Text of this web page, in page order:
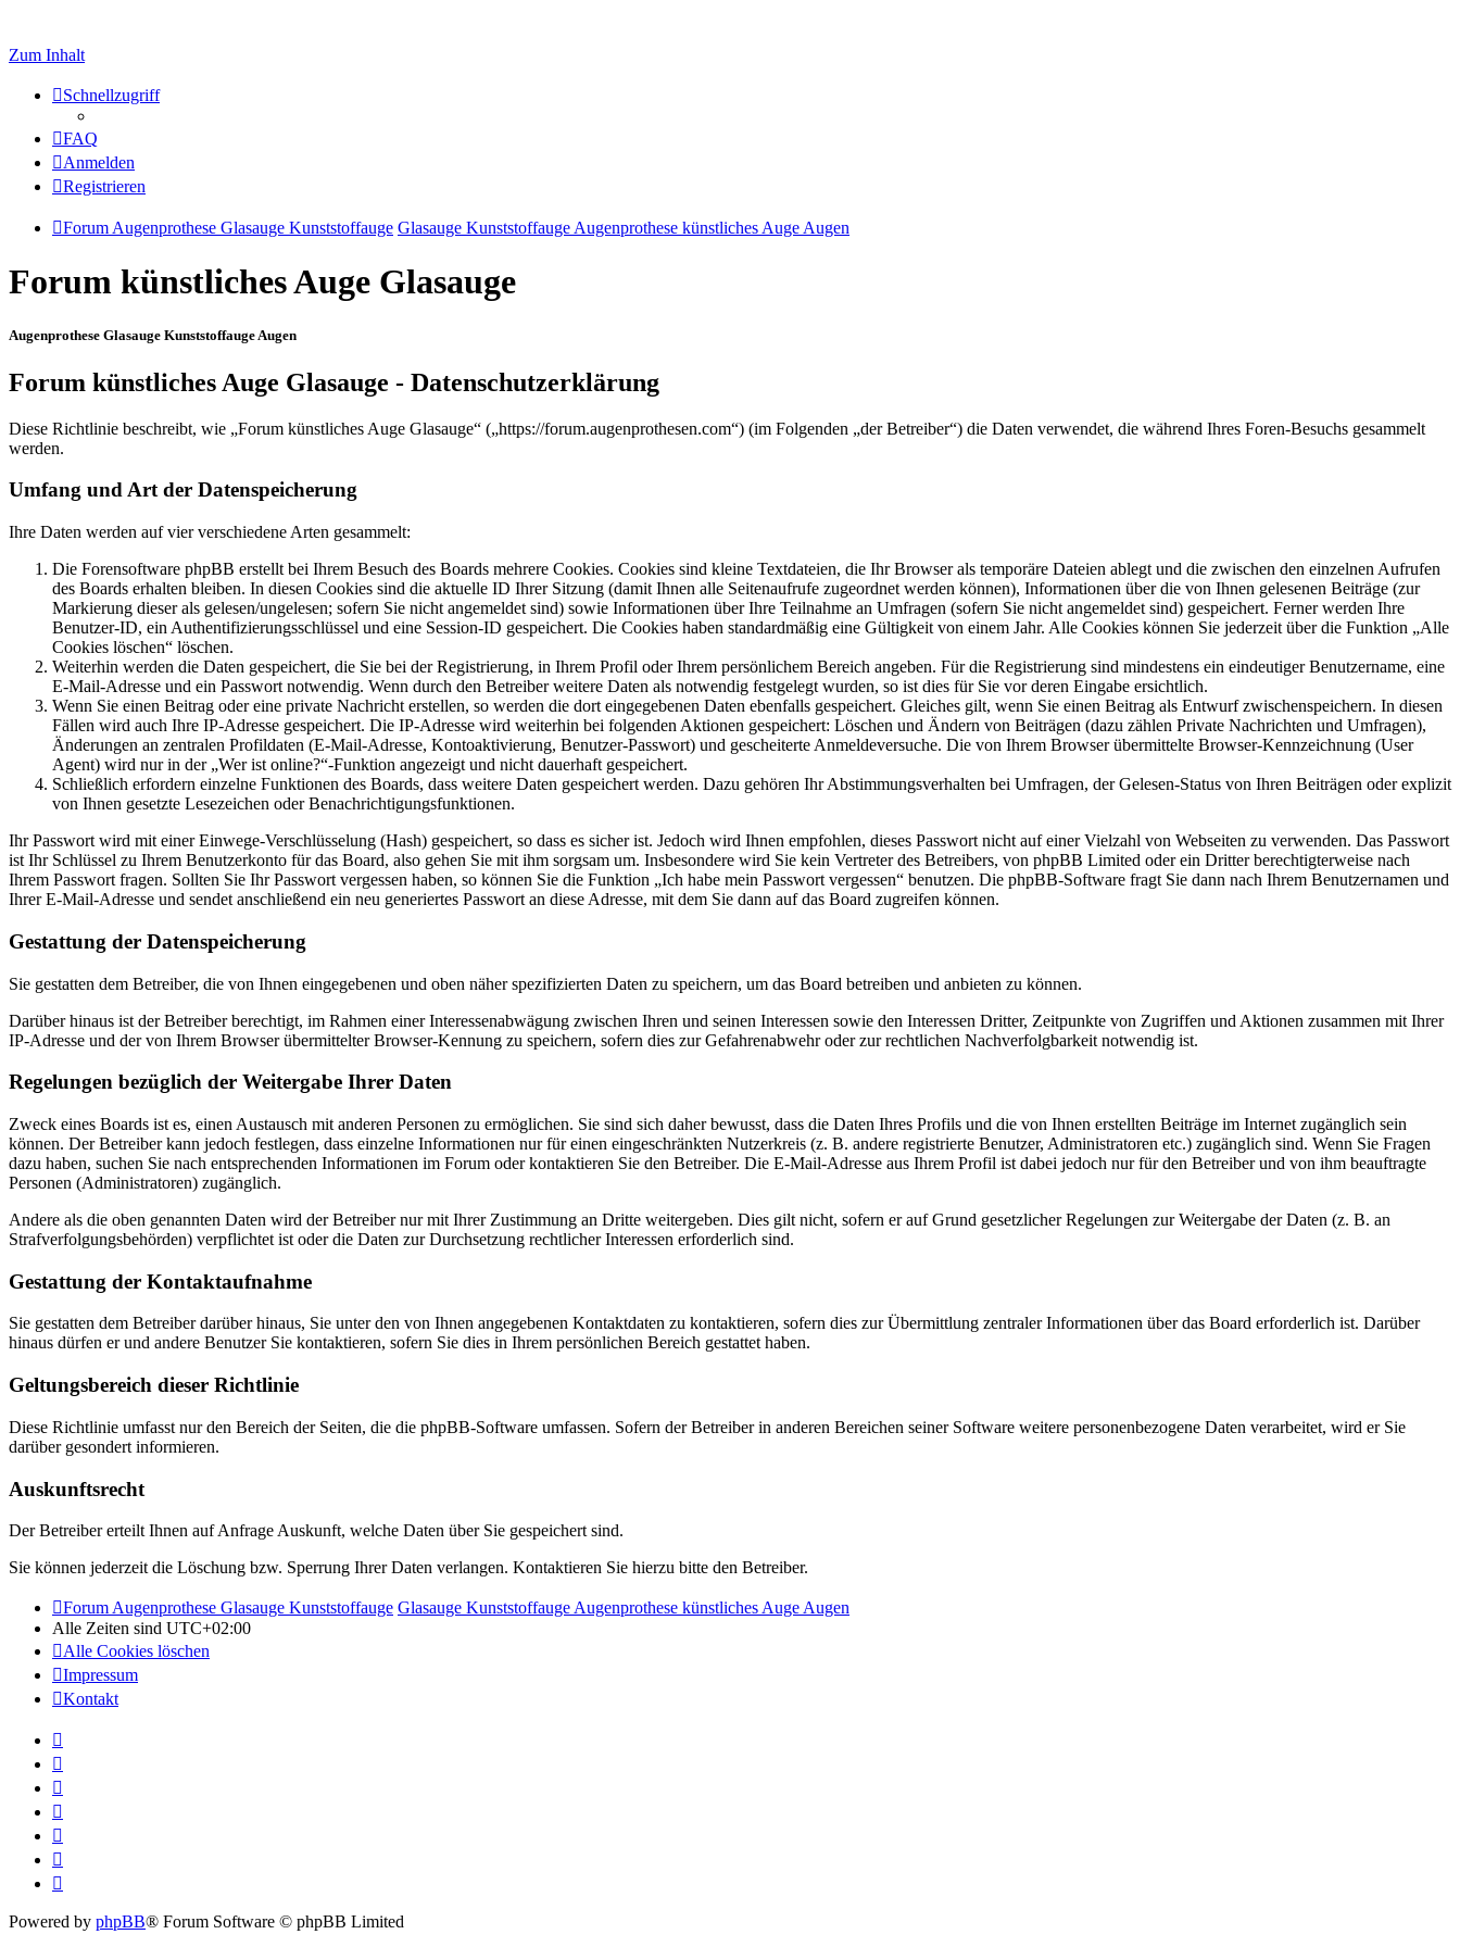
Zum Inhalt
Schnellzugriff
FAQ
Anmelden
Registrieren
Forum Augenprothese Glasauge Kunststoffauge Glasauge Kunststoffauge Augenprothese künstliches Auge Augen
Forum künstliches Auge Glasauge
Augenprothese Glasauge Kunststoffauge Augen
Forum künstliches Auge Glasauge - Datenschutzerklärung
Diese Richtlinie beschreibt, wie „Forum künstliches Auge Glasauge“ („https://forum.augenprothesen.com“) (im Folgenden „der Betreiber“) die Daten verwendet, die während Ihres Foren-Besuchs gesammelt
werden.
Umfang und Art der Datenspeicherung
Ihre Daten werden auf vier verschiedene Arten gesammelt:
Die Forensoftware phpBB erstellt bei Ihrem Besuch des Boards mehrere Cookies. Cookies sind kleine Textdateien, die Ihr Browser als temporäre Dateien ablegt und die zwischen den einzelnen Aufrufen
des Boards erhalten bleiben. In diesen Cookies sind die aktuelle ID Ihrer Sitzung (damit Ihnen alle Seitenaufrufe zugeordnet werden können), Informationen über die von Ihnen gelesenen Beiträge (zur
Markierung dieser als gelesen/ungelesen; sofern Sie nicht angemeldet sind) sowie Informationen über Ihre Teilnahme an Umfragen (sofern Sie nicht angemeldet sind) gespeichert. Ferner werden Ihre
Benutzer-ID, ein Authentifizierungsschlüssel und eine Session-ID gespeichert. Die Cookies haben standardmäßig eine Gültigkeit von einem Jahr. Alle Cookies können Sie jederzeit über die Funktion „Alle
Cookies löschen“ löschen.
Weiterhin werden die Daten gespeichert, die Sie bei der Registrierung, in Ihrem Profil oder Ihrem persönlichem Bereich angeben. Für die Registrierung sind mindestens ein eindeutiger Benutzername, eine
E-Mail-Adresse und ein Passwort notwendig. Wenn durch den Betreiber weitere Daten als notwendig festgelegt wurden, so ist dies für Sie vor deren Eingabe ersichtlich.
Wenn Sie einen Beitrag oder eine private Nachricht erstellen, so werden die dort eingegebenen Daten ebenfalls gespeichert. Gleiches gilt, wenn Sie einen Beitrag als Entwurf zwischenspeichern. In diesen
Fällen wird auch Ihre IP-Adresse gespeichert. Die IP-Adresse wird weiterhin bei folgenden Aktionen gespeichert: Löschen und Ändern von Beiträgen (dazu zählen Private Nachrichten und Umfragen),
Änderungen an zentralen Profildaten (E-Mail-Adresse, Kontoaktivierung, Benutzer-Passwort) und gescheiterte Anmeldeversuche. Die von Ihrem Browser übermittelte Browser-Kennzeichnung (User
Agent) wird nur in der „Wer ist online?“-Funktion angezeigt und nicht dauerhaft gespeichert.
Schließlich erfordern einzelne Funktionen des Boards, dass weitere Daten gespeichert werden. Dazu gehören Ihr Abstimmungsverhalten bei Umfragen, der Gelesen-Status von Ihren Beiträgen oder explizit
von Ihnen gesetzte Lesezeichen oder Benachrichtigungsfunktionen.
Ihr Passwort wird mit einer Einwege-Verschlüsselung (Hash) gespeichert, so dass es sicher ist. Jedoch wird Ihnen empfohlen, dieses Passwort nicht auf einer Vielzahl von Webseiten zu verwenden. Das Passwort
ist Ihr Schlüssel zu Ihrem Benutzerkonto für das Board, also gehen Sie mit ihm sorgsam um. Insbesondere wird Sie kein Vertreter des Betreibers, von phpBB Limited oder ein Dritter berechtigterweise nach
Ihrem Passwort fragen. Sollten Sie Ihr Passwort vergessen haben, so können Sie die Funktion „Ich habe mein Passwort vergessen“ benutzen. Die phpBB-Software fragt Sie dann nach Ihrem Benutzernamen und
Ihrer E-Mail-Adresse und sendet anschließend ein neu generiertes Passwort an diese Adresse, mit dem Sie dann auf das Board zugreifen können.
Gestattung der Datenspeicherung
Sie gestatten dem Betreiber, die von Ihnen eingegebenen und oben näher spezifizierten Daten zu speichern, um das Board betreiben und anbieten zu können.
Darüber hinaus ist der Betreiber berechtigt, im Rahmen einer Interessenabwägung zwischen Ihren und seinen Interessen sowie den Interessen Dritter, Zeitpunkte von Zugriffen und Aktionen zusammen mit Ihrer
IP-Adresse und der von Ihrem Browser übermittelter Browser-Kennung zu speichern, sofern dies zur Gefahrenabwehr oder zur rechtlichen Nachverfolgbarkeit notwendig ist.
Regelungen bezüglich der Weitergabe Ihrer Daten
Zweck eines Boards ist es, einen Austausch mit anderen Personen zu ermöglichen. Sie sind sich daher bewusst, dass die Daten Ihres Profils und die von Ihnen erstellten Beiträge im Internet zugänglich sein
können. Der Betreiber kann jedoch festlegen, dass einzelne Informationen nur für einen eingeschränkten Nutzerkreis (z. B. andere registrierte Benutzer, Administratoren etc.) zugänglich sind. Wenn Sie Fragen
dazu haben, suchen Sie nach entsprechenden Informationen im Forum oder kontaktieren Sie den Betreiber. Die E-Mail-Adresse aus Ihrem Profil ist dabei jedoch nur für den Betreiber und von ihm beauftragte
Personen (Administratoren) zugänglich.
Andere als die oben genannten Daten wird der Betreiber nur mit Ihrer Zustimmung an Dritte weitergeben. Dies gilt nicht, sofern er auf Grund gesetzlicher Regelungen zur Weitergabe der Daten (z. B. an
Strafverfolgungsbehörden) verpflichtet ist oder die Daten zur Durchsetzung rechtlicher Interessen erforderlich sind.
Gestattung der Kontaktaufnahme
Sie gestatten dem Betreiber darüber hinaus, Sie unter den von Ihnen angegebenen Kontaktdaten zu kontaktieren, sofern dies zur Übermittlung zentraler Informationen über das Board erforderlich ist. Darüber
hinaus dürfen er und andere Benutzer Sie kontaktieren, sofern Sie dies in Ihrem persönlichen Bereich gestattet haben.
Geltungsbereich dieser Richtlinie
Diese Richtlinie umfasst nur den Bereich der Seiten, die die phpBB-Software umfassen. Sofern der Betreiber in anderen Bereichen seiner Software weitere personenbezogene Daten verarbeitet, wird er Sie
darüber gesondert informieren.
Auskunftsrecht
Der Betreiber erteilt Ihnen auf Anfrage Auskunft, welche Daten über Sie gespeichert sind.
Sie können jederzeit die Löschung bzw. Sperrung Ihrer Daten verlangen. Kontaktieren Sie hierzu bitte den Betreiber.
Forum Augenprothese Glasauge Kunststoffauge Glasauge Kunststoffauge Augenprothese künstliches Auge Augen
Alle Zeiten sind UTC+02:00
Alle Cookies löschen
Impressum
Kontakt
Powered by phpBB® Forum Software © phpBB Limited